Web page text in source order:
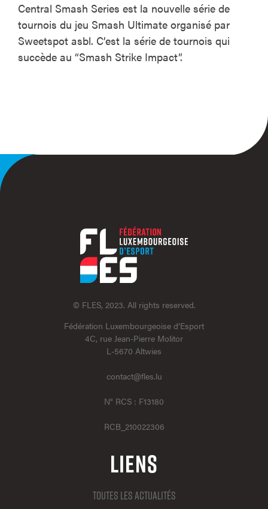
Central Smash Series est la nouvelle série de
tournois du jeu Smash Ultimate organisé par
Sweetspot asbl. C’est la série de tournois qui
succède au “Smash Strike Impact”.
© FLES, 2023. All rights reserved.
Fédération Luxembourgeoise d’Esport
4C, rue Jean-Pierre Molitor
L-5670 Altwies
contact@fles.lu
N° RCS : F13180
RCB_210022306
Liens
Toutes les actualités